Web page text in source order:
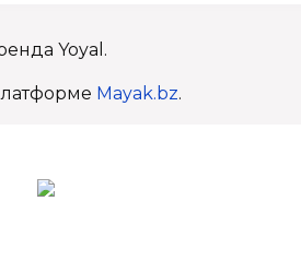
Yoyal.
Mayak.bz.